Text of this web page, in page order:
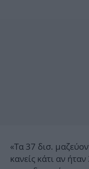
«Τα 37 δισ.
κανείς κάτι αν